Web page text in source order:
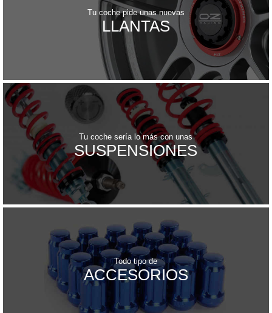
Tu coche pide unas nuevas
LLANTAS
Tu coche sería lo más con unas
SUSPENSIONES
Todo tipo de
ACCESORIOS